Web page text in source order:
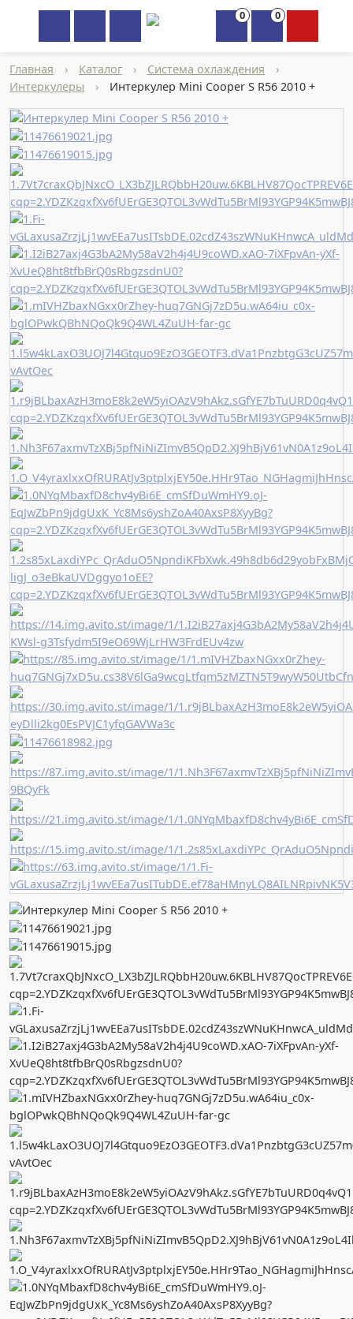
0 0
×
Главная › Каталог › Система охлаждения
›
Интеркулеры
› Интеркулер Mini Cooper S R56 2010 +